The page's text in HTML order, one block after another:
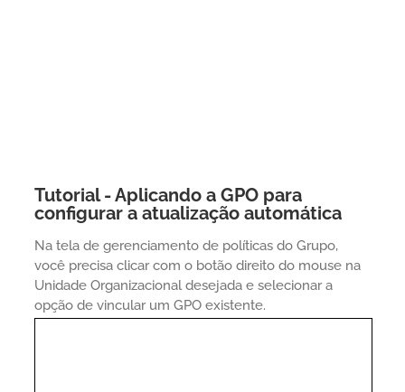
Tutorial - Aplicando a GPO para
configurar a atualização automática
Na tela de gerenciamento de políticas do Grupo,
você precisa clicar com o botão direito do mouse na
Unidade Organizacional desejada e selecionar a
opção de vincular um GPO existente.